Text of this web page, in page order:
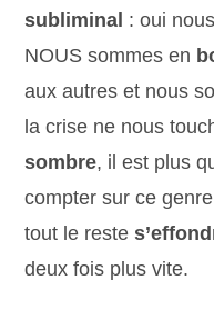
subliminal : oui
NOUS sommes en
aux autres et nous
la crise ne nous
sombre, il est plus
compter sur ce
tout le reste
deux fois plus vite.